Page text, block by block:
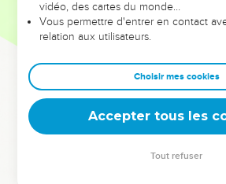
Jésus parcourait toute la Galilée ; il
synagogues, proclamait la bonne
guérissait toute maladie et toute
Sa réputation gagna toute la Syrie et
ceux qui souffraient de maladies et de
genres, des démoniaques, des
et il les guérissait.
De grandes foules le suivirent,
vidéo, des cartes du monde…
Vous permettre d'entrer en contact
relation aux utilisateurs.
Choisir mes cookies
Accepter tous les
Tout refuser